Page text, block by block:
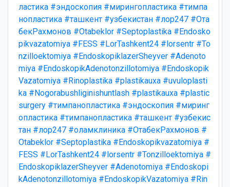
ластика #эндоскопия #мирингопластика #тимпа
нопластика #ташкент #узбекистан #лор247 #Ота
бекРахмонов #Otabeklor #Septoplastika #Endosko
pikvazatomiya #FESS #LorTashkent24 #lorsentr #To
nzilloektomiya #EndoskopiklazerSheyver #Adenoto
miya #EndoskopikAdenotonzillotomiya #Endoskopik
Vazatomiya #Rinoplastika #plastikauxa #uvuloplasti
ka #Nogorabushliginishuntlash #plastikauxa #plastic
surgery #тимпанопластика #эндоскопия #миринг
опластика #тимпанопластика #ташкент #узбекис
тан #лор247 #оламклиника #ОтабекРахмонов #
Otabeklor #Septoplastika #Endoskopikvazatomiya #
FESS #LorTashkent24 #lorsentr #Tonzilloektomiya #
EndoskopiklazerSheyver #Adenotomiya #Endoskopi
kAdenotonzillotomiya #EndoskopikVazatomiya #Rin